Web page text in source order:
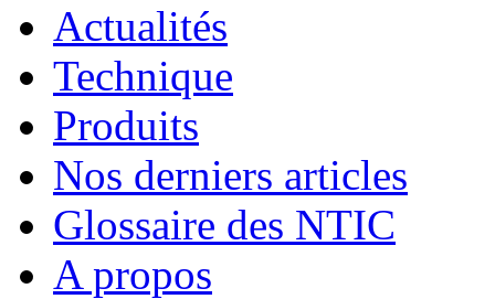
Actualités
Technique
Produits
Nos derniers articles
Glossaire des NTIC
A propos